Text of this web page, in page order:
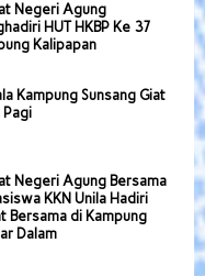
Negeri Agung
HUT HKBP Ke 37
Kalipapan
Kampung Sunsang Giat
Negeri Agung Bersama
KKN Unila Hadiri
Bersama di Kampung
Dalam